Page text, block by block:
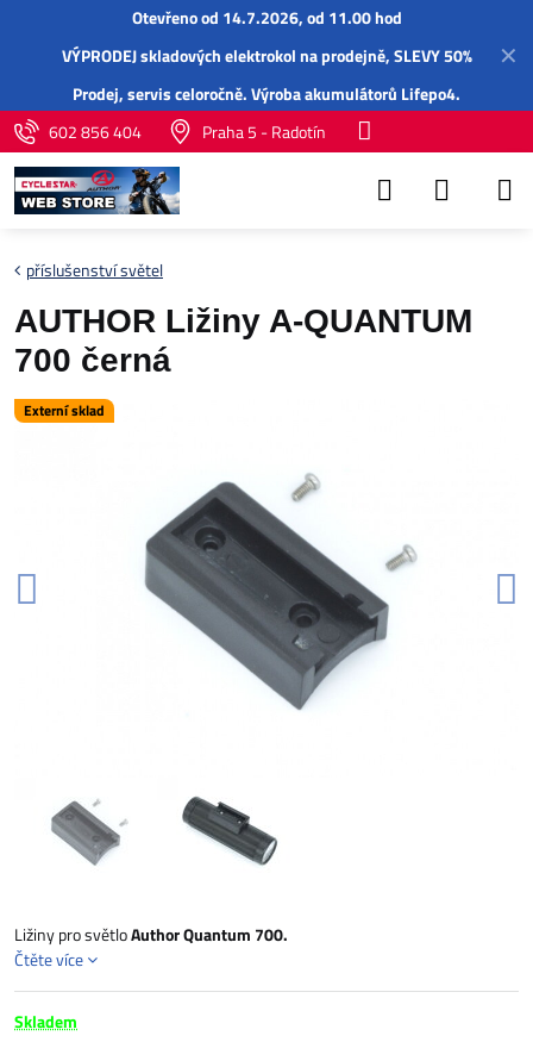
✕
Otevřeno od 14.7.2026, od 11.00 hod
VÝPRODEJ skladových elektrokol na prodejně, SLEVY 50%
Prodej,servisceloročně.Výroba akumulátorů Lifepo4.
602 856 404
Praha 5 - Radotín
Externí sklad
příslušenství světel
AUTHOR Ližiny A-QUANTUM
700 černá
Ližiny pro světloAuthor Quantum 700.
Čtěte více
Skladem